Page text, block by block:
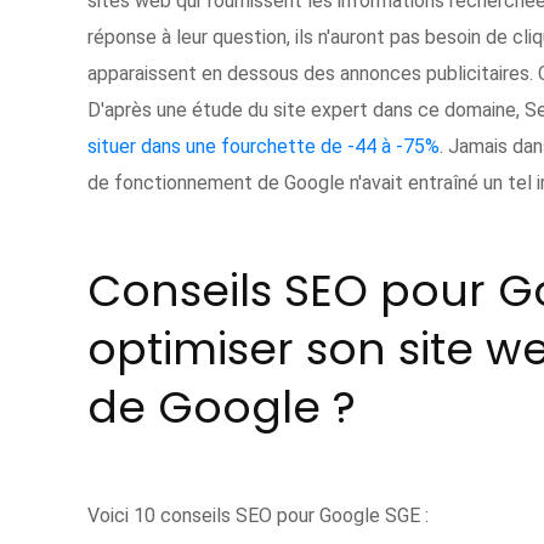
réponse à leur question, ils n'auront pas besoin de
apparaissent en dessous des annonces
D'après une étude du site expert dans ce domaine,
situer dans une fourchette de -44 à -75% . Jamais
de fonctionnement de Google n'avait entraîné un tel
Conseils SEO pour
optimiser son site
de Google ?
Voici 10 conseils SEO pour Google SGE :